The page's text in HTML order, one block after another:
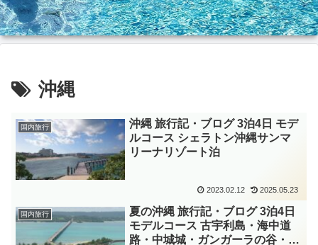
沖縄
国内旅行
沖縄 旅行記・ブログ 3泊4日 モデ
ルコース シェラトン沖縄サンマ
リーナリゾート泊
2023.02.12 2025.05.23
国内旅行
夏の沖縄 旅行記・ブログ 3泊4日
モデルコース 古宇利島・海中道
路・中城城・ガンガーラの谷・万